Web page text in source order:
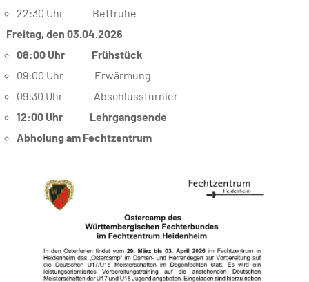
22:30 Uhr Bettruhe
Freitag, den 03.04.2026
08:00 Uhr Frühstück
09:00 Uhr Erwärmung
09:30 Uhr Abschlussturnier
12:00 Uhr Lehrgangsende
Abholung am Fechtzentrum